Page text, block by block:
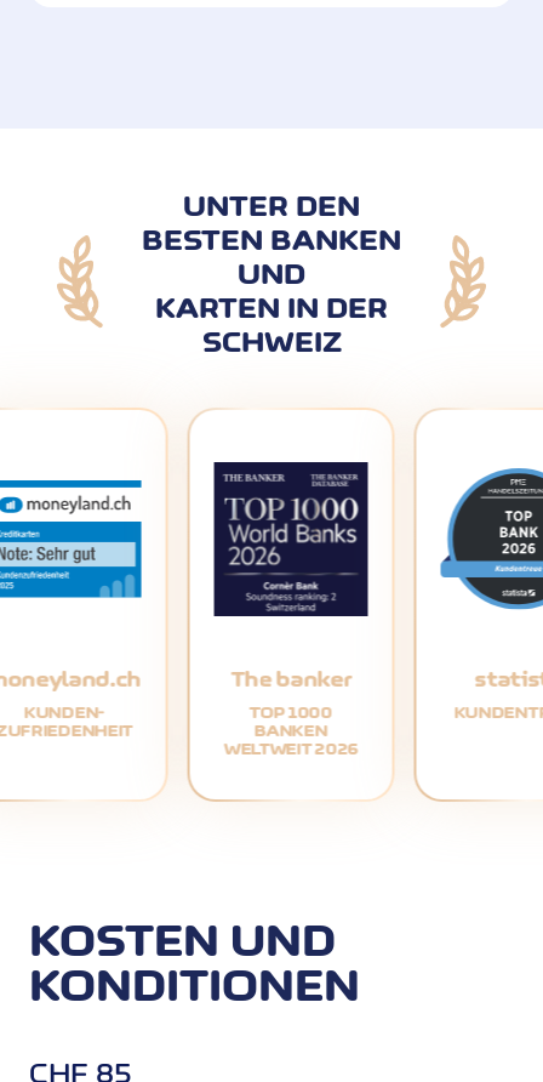
UNTER DEN
BESTEN BANKEN
UND
KARTEN IN DER
SCHWEIZ
KUNDEN-
The banker
TOP 1000
BANKEN
WELTWEIT 2026
KOSTEN UND
KONDITIONEN
CHF 85